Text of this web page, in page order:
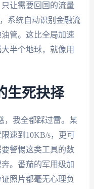
让需要回国的流量
系统自动识别金融流
管。这比全局加速
半个地球，就像用
生死抉择
，我全都踩过雷。某
速到10KB/s，更可
警惕这类工具的数
。番茄的军用级加
照片都毫无心理负